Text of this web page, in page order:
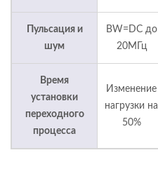
Пульсация и
шум
BW=DC до
20МГц
Время
установки
переходного
процесса
Изменение
нагрузки на
50%